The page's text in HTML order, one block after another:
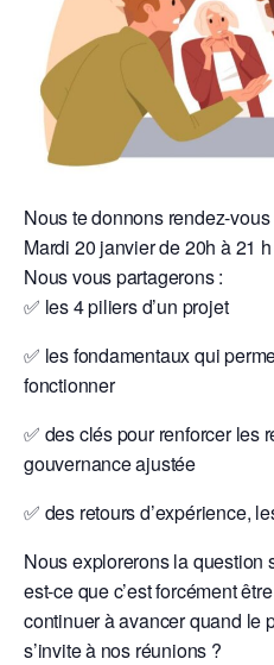
Nous te donnons rendez-vous
Mardi 20 janvier de 20h à 21
Nous vous partagerons :
✅ les 4 piliers d’un projet
✅ les fondamentaux qui
fonctionner
✅ des clés pour renforcer les
gouvernance ajustée
✅ des retours d’expérience,
Nous explorerons la question
est-ce que c’est forcément
continuer à avancer quand le
s’invite à nos réunions ?